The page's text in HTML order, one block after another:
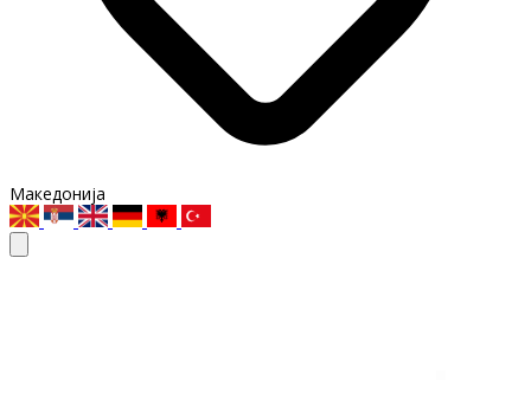
Македонија